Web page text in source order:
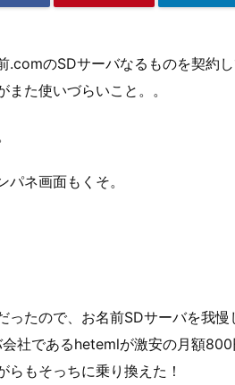
.comのSDサーバなるものを契約
た使いづらいこと。。
ネ画面もくそ。
ったので、お名前SDサーバを我慢
社であるhetemlが激安の月額
らもそっちに乗り換えた！